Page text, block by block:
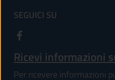
SEGUICI SU
Ricevi informazioni
Per ricevere informazioni